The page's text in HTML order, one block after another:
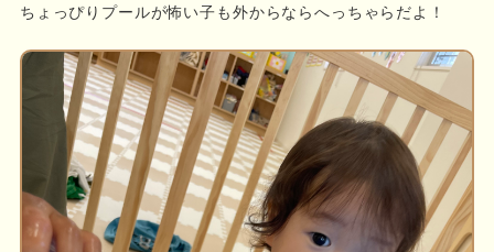
ちょっぴりプールが怖い子も外からならへっちゃらだよ！